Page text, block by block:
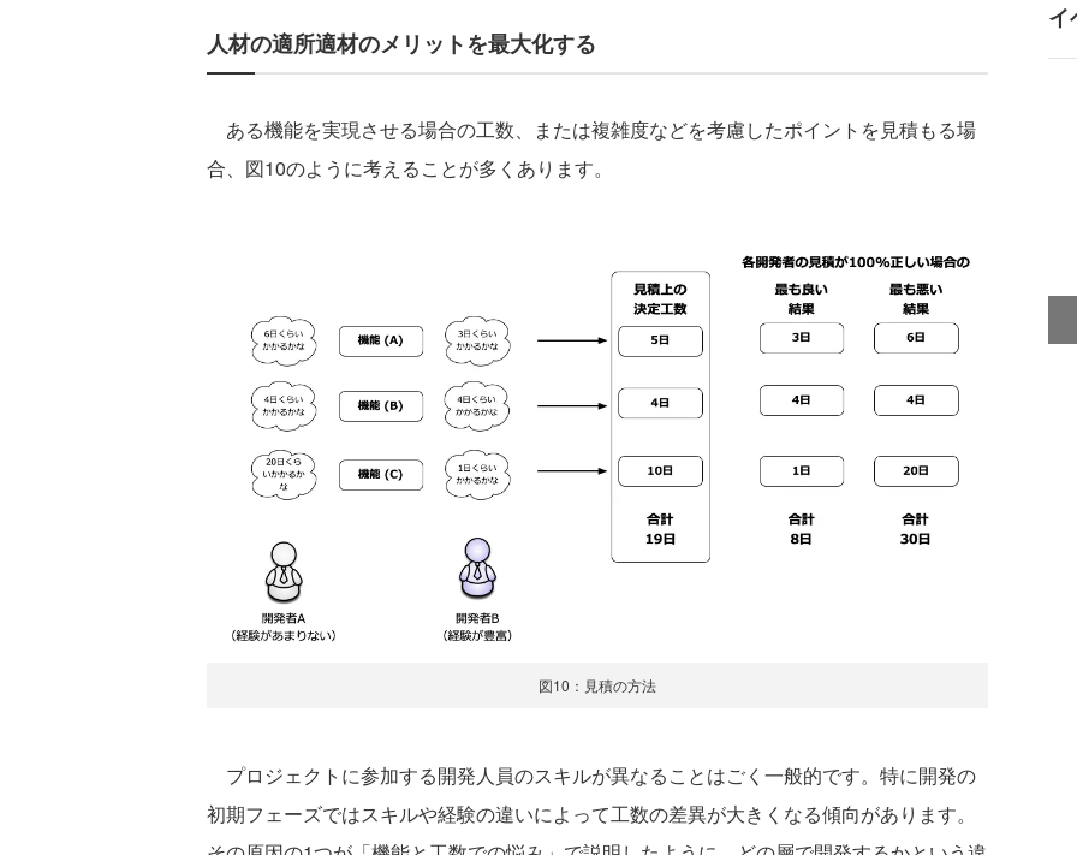
人材の適所適材のメリットを最大化する
ある機能を実現させる場合の工数、または複雑度などを考慮したポイントを見積もる場
合、図10のように考えることが多くあります。
図10：見積の方法
プロジェクトに参加する開発人員のスキルが異なることはごく一般的です。特に開発の
初期フェーズではスキルや経験の違いによって工数の差異が大きくなる傾向があります。
イ